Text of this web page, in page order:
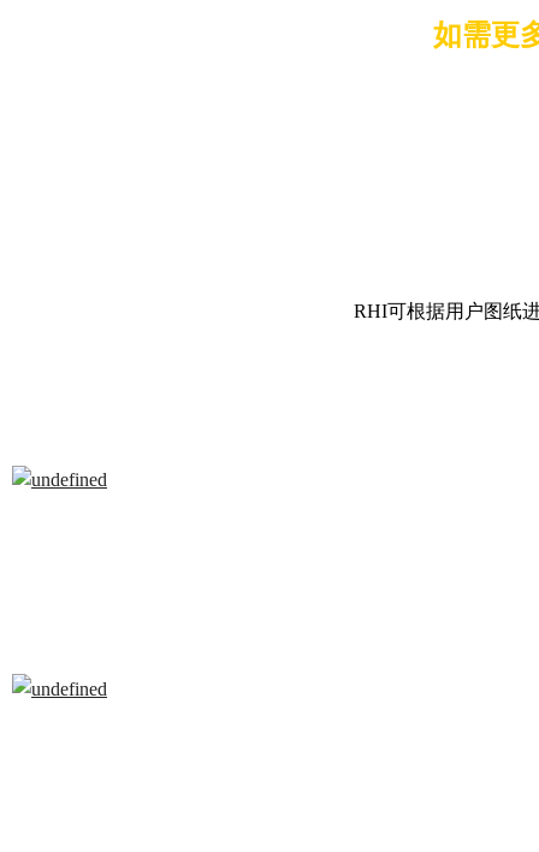
如需更
RHI可根据用户图纸